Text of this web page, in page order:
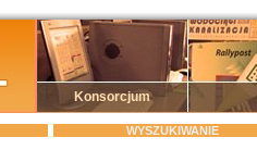
Konsorcjum
WYSZUKIWANIE